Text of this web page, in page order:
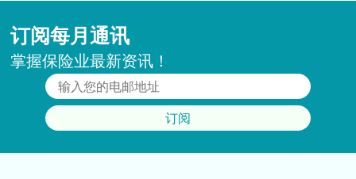
订阅每月通讯
掌握保险业最新资讯！
订阅